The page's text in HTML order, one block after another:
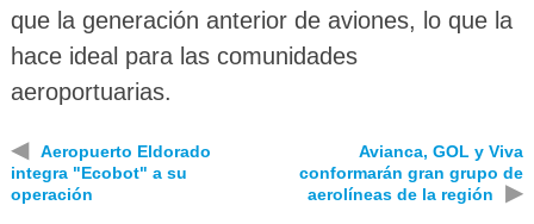
que la generación anterior de aviones, lo que la
hace ideal para las comunidades
aeroportuarias.
◀
Aeropuerto Eldorado
integra "Ecobot" a su
operación
Avianca, GOL y Viva
conformarán gran grupo de
aerolíneas de la región
▶